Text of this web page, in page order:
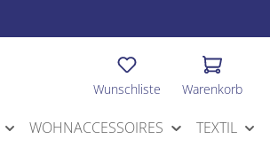
Wunschliste Warenkorb
WOHNACCESSOIRES
TEXTIL